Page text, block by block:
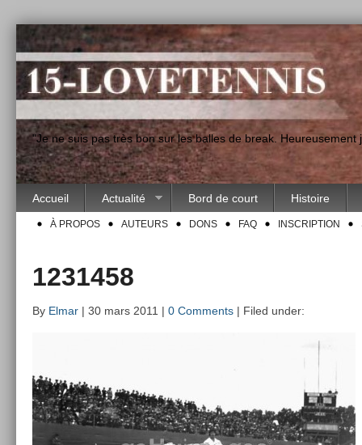
"Je ne suis pas très bon sur les balles de break.
Accueil Actualité Bord de court Histoire
À PROPOS AUTEURS DONS FAQ INSCRIPTION
1231458
By Elmar | 30 mars 2011 | 0 Comments | Filed under: